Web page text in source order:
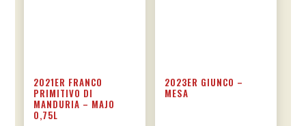
2021ER FRANCO
PRIMITIVO DI
MANDURIA – MAJO
0,75L
2023ER GIUNCO –
MESA